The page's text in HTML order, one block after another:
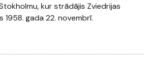
kur strādājis Zviedrijas
1958. gada 22. novembrī.